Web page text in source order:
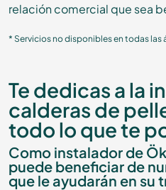
relación comercial que sea
* Servicios no disponibles en todas las
Te dedicas a la
calderas de
todo lo que te
Como instalador de
puede beneficiar de
que le ayudarán en su